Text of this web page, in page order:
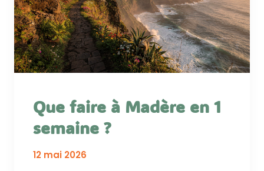
Que faire à Madère en 1
semaine ?
12 mai 2026